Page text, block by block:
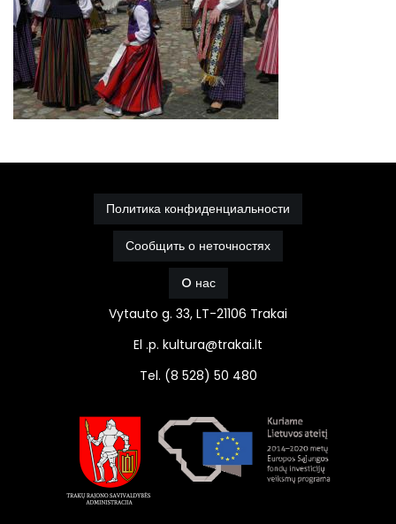
Политика конфиденциальности
Сообщить о неточностях
O нас
Vytauto g. 33, LT-21106 Trakai
El .p. kultura@trakai.lt
Tel. (8 528) 50 480